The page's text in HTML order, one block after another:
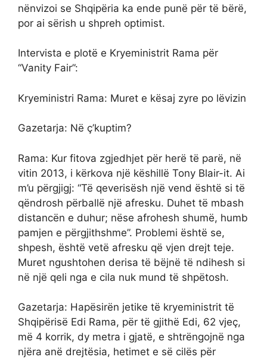
nënvizoi se Shqipëria ka ende punë për të bërë,
por ai sërish u shpreh optimist.
Intervista e plotë e Kryeministrit Rama për
“Vanity Fair”:
Kryeministri Rama: Muret e kësaj zyre po lëvizin
Gazetarja: Në ç’kuptim?
Rama: Kur fitova zgjedhjet për herë të parë, në
vitin 2013, i kërkova një këshillë Tony Blair-it. Ai
m’u përgjigj: “Të qeverisësh një vend është si të
qëndrosh përballë një afresku. Duhet të mbash
distancën e duhur; nëse afrohesh shumë, humb
pamjen e përgjithshme”. Problemi është se,
shpesh, është vetë afresku që vjen drejt teje.
Muret ngushtohen derisa të bëjnë të ndihesh si
në një qeli nga e cila nuk mund të shpëtosh.
Gazetarja: Hapësirën jetike të kryeministrit të
Shqipërisë Edi Rama, për të gjithë Edi, 62 vjeç,
më 4 korrik, dy metra i gjatë, e shtrëngojnë nga
njëra anë drejtësia, hetimet e së cilës për